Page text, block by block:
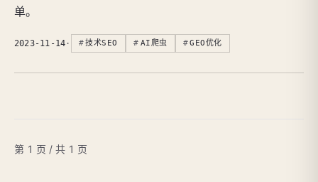
单。
2023-11-14 · 技术SEO AI爬虫 GEO优化
第 1 页 / 共 1 页